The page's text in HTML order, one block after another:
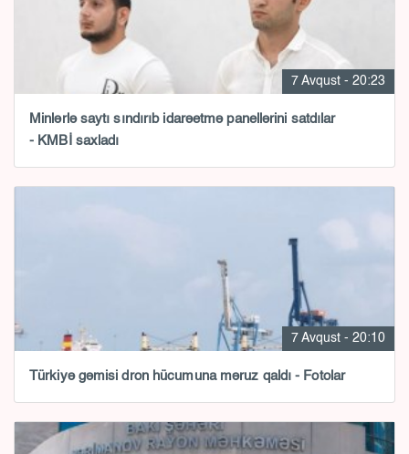
7 Avqust - 20:23
Minlərlə saytı sındırıb idarəetmə panellərini satdılar
- KMBİ saxladı
7 Avqust - 20:10
Türkiyə gəmisi dron hücumuna məruz qaldı - Fotolar